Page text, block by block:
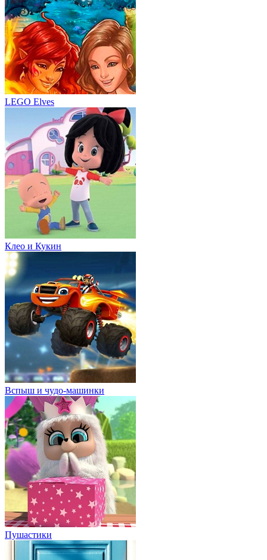
LEGO Elves
Клео и Кукин
Вспыш и чудо-машинки
Пушастики